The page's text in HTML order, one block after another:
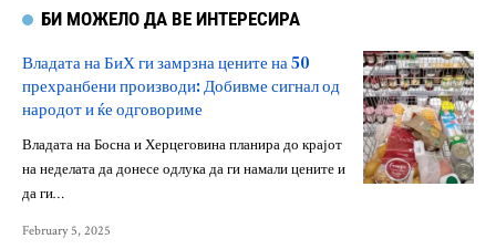
БИ МОЖЕЛО ДА ВЕ ИНТЕРЕСИРА
Владата на БиХ ги замрзна цените на 50
прехранбени производи: Добивме сигнал од
народот и ќе одговориме
Владата на Босна и Херцеговина планира до крајот
на неделата да донесе одлука да ги намали цените и
да ги…
February 5, 2025